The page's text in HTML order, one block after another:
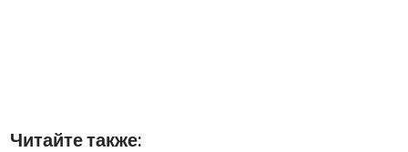
Читайте также: